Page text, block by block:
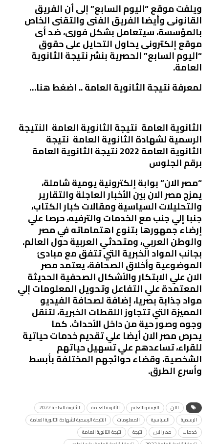
ويلفت موقع “اليوم السابع” إلى أن الفريق
القانونى وأيضا الفريق الفنى والتقنى الخاص
بالمؤسسة، سيتعامل بشكل فورى، ضد أى
موقع إلكترونى يحاول التحايل على حقوق
“اليوم السابع” الحصرية بنشر نتيجة الثانوية
العامة.
لمعرفة نتيجة الثانوية العامة .. اضغط هنا…
الثانوية العامة نتيجة الثانوية العامة النتيجة
الرسمية لشهادة الثانوية العامة نتيجة
الثانوية العامة 2022 نتيجة الثانوية العامة
برقم الجلوس
“مصر الان” بوابة إلكترونية يومية شاملة،
يمزجمصر الانبين الأخبار العاجلة والتقارير
والتحليلات السياسية ومقالات كبار الكتاب،
جنبا إلي جنب مع الخدمات والترفيه، حرصا علي
إرضاء جمهورها بتنوع اهتماماته في مصر
والوطن العربي، ومتحدثي العربية حول العالم.
بجانب المواد الخبرية التي تتفق مع مبادئ
الموضوعية وأخلاق الصحافة، يعتمدمصر
الانعلي الابتكار والأشكال الصحفية الحديثة
المعتمدة علي التفاعل وتحويل المعلومات إلي
مواد جذابة بصريا، إضافة لصحافة الفيديو
المميزة التي تتجاوز اللقطات الخبرية، لتنقل
وجوه وصور حية من داخل الأحداث. كما
يحرصمصر الانأيضا علي تقديم خدمات حياتية
للقراء، تساعدهم علي تسهيل حياتهم
الشخصية، وقضاء حوائجهم المختلفة بأبسط
وأسرع الطرق.
الان التربية والتعليم الثانوية العامة
الثانوية العامة 2022
الرسمية
السياسية المعلومات
النتيجة الرسمية لشهادة الثانوية العامة
خدمات
مصر الان نتيجة
نتيجة الثانوية العامة